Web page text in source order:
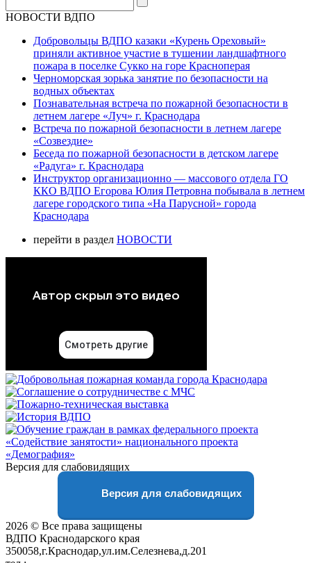
НОВОСТИ ВДПО
Добровольцы ВДПО казаки «Курень Ореховый»
приняли активное участие в тушении ландшафтного
пожара в поселке Сукко на горе Красноперая
Черноморская зорька занятие по безопасности на
водных объектах
Познавательная встреча по пожарной безопасности в
летнем лагере «Луч» г. Краснодара
Встреча по пожарной безопасности в летнем лагере
«Созвездие»
Беседа по пожарной безопасности в детском лагере
«Радуга» г. Краснодара
Инструктор организационно — массового отдела ГО
ККО ВДПО Егорова Юлия Петровна побывала в летнем
лагере городского типа «На Парусной» города
Краснодара
перейти в раздел НОВОСТИ
Версия для слабовидящих
Версия для слабовидящих
2026 © Все права защищены
ВДПО Краснодарского края
350058,г.Краснодар,ул.им.Селезнева,д.201